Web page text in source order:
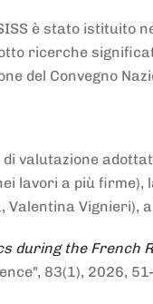
è stato istituito
ricerche
del Convegno
valutazione
lavori a più firme),
Valentina
during the French
83(1), 2026,